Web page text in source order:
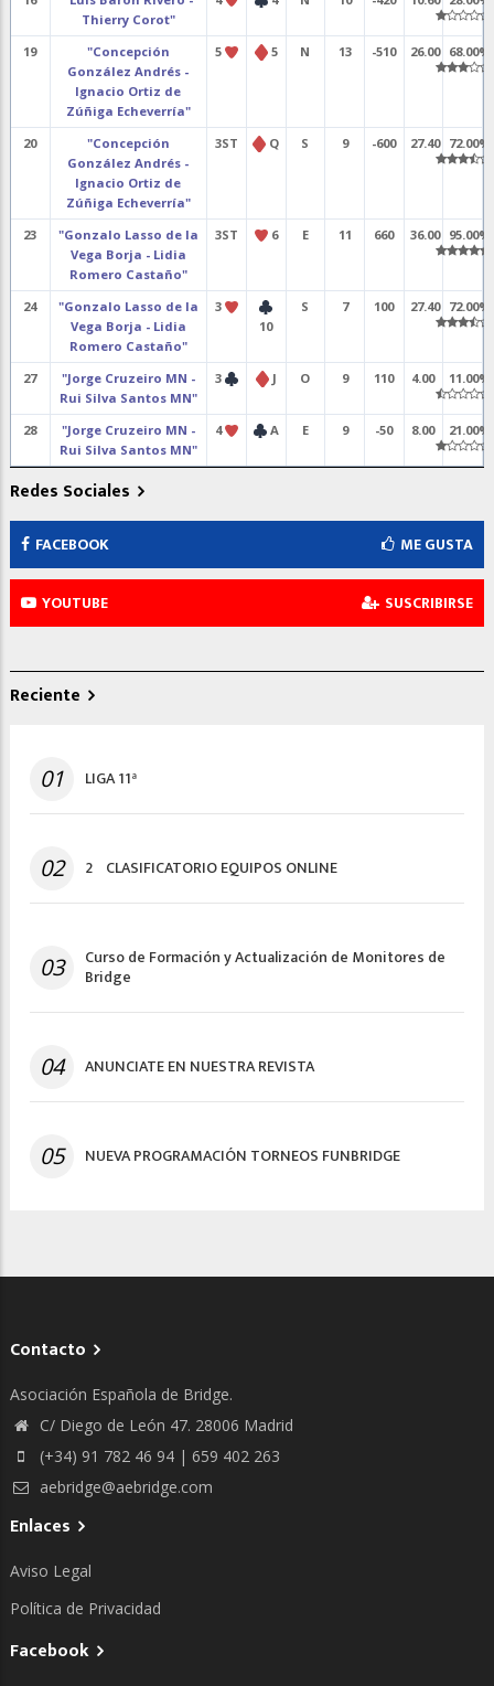
Thierry Corot"
19
"Concepción
González Andrés -
Ignacio Ortiz de
Zúñiga Echeverría"
5 5 N 13 -510 26.00 68.00%
20
"Concepción
González Andrés -
Ignacio Ortiz de
Zúñiga Echeverría"
3ST Q S 9 -600 27.40 72.00%
23
"Gonzalo Lasso de la
Vega Borja - Lidia
Romero Castaño"
3ST 6 E 11 660 36.00 95.00%
24
"Gonzalo Lasso de la
Vega Borja - Lidia
Romero Castaño"
3
10
S 7 100 27.40 72.00%
27
"Jorge Cruzeiro MN -
Rui Silva Santos MN"
3 J O 9 110 4.00 11.00%
28
"Jorge Cruzeiro MN -
Rui Silva Santos MN"
4 A E 9 -50 8.00 21.00%
Redes Sociales
FACEBOOK ME GUSTA
YOUTUBE SUSCRIBIRSE
Reciente
01 LIGA 11ª
02 2º CLASIFICATORIO EQUIPOS ONLINE
03 Curso de Formación y Actualización de Monitores de
Bridge
04 ANUNCIATE EN NUESTRA REVISTA
05 NUEVA PROGRAMACIÓN TORNEOS FUNBRIDGE
Contacto
Asociación Española de Bridge.
C/ Diego de León 47. 28006 Madrid
(+34) 91 782 46 94 | 659 402 263
aebridge@aebridge.com
Enlaces
Aviso Legal
Política de Privacidad
Facebook